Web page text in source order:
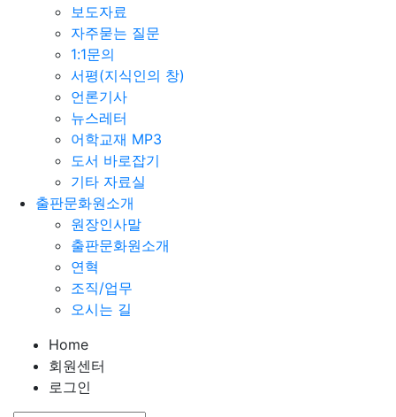
보도자료
자주묻는 질문
1:1문의
서평(지식인의 창)
언론기사
뉴스레터
어학교재 MP3
도서 바로잡기
기타 자료실
출판문화원소개
원장인사말
출판문화원소개
연혁
조직/업무
오시는 길
Home
회원센터
로그인